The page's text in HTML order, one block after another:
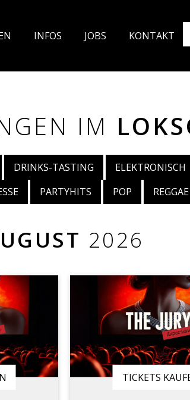
INFOS JOBS KONTAKT
IM
DRINKS-TASTING ELEKTRONISCH
PARTYHITS POP REGGAE
2026
TICKETS